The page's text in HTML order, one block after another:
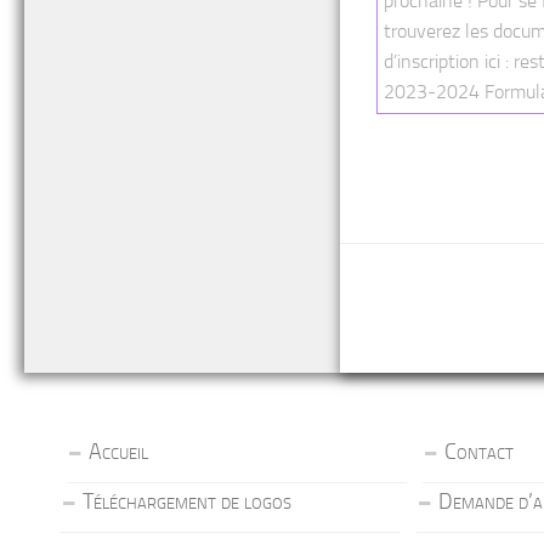
trouverez les
d’inscription ici :
2023-2024
Accueil
Contact
Téléchargement de logos
Demande